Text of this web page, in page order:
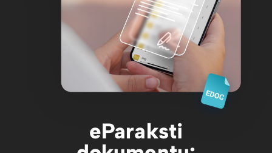
eParaksti